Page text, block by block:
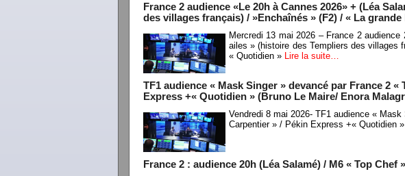
France 2 audience «Le 20h à Cannes 2026» + (Léa
des villages français) / »Enchaînés » (F2) / « La
Mercredi 13 mai 2026 – France 2
ailes » (histoire des Templiers des villages
« Quotidien »
Lire la suite…
TF1 audience « Mask Singer » devancé par France 2
Express +« Quotidien » (Bruno Le Maire/ Enora
Vendredi 8 mai 2026- TF1 audience «
Carpentier » / Pékin Express +« Quotidien
France 2 : audience 20h (Léa Salamé) / M6 « Top